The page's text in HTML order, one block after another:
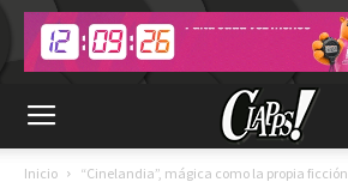
Inicio “Cinelandia”, mágica como la propia ficción